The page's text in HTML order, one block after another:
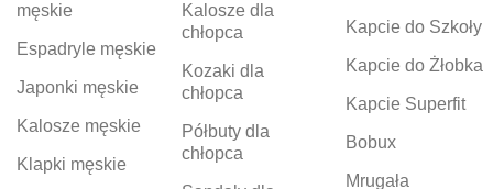
męskie
Espadryle męskie
Japonki męskie
Kalosze męskie
Klapki męskie
Kalosze dla
chłopca
Kozaki dla
chłopca
Półbuty dla
chłopca
Kapcie do Szkoły
Kapcie do Żłobka
Kapcie Superfit
Bobux
Mrugała